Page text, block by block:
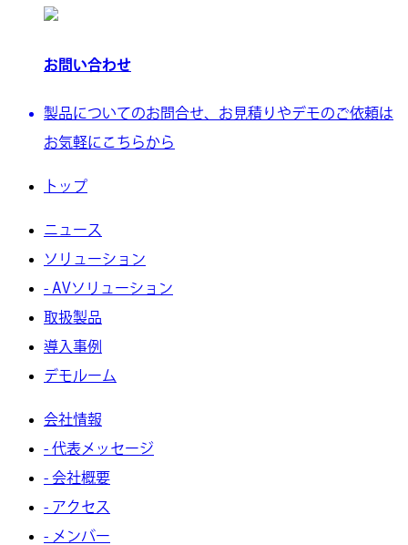
お問い合わせ
製品についてのお問合せ、お見積りやデモのご依頼は
お気軽にこちらから
トップ
ニュース
ソリューション
- AVソリューション
取扱製品
導入事例
デモルーム
会社情報
- 代表メッセージ
- 会社概要
- アクセス
- メンバー